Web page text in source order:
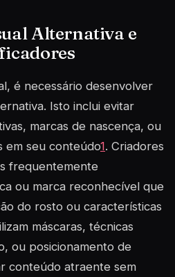
Alternativa e
é necessário desenvolver
Isto inclui evitar
marcas de nascença, ou
em seu conteúdo1. Criadores
frequentemente
ou marca reconhecível que
do rosto ou características
máscaras, técnicas
ou posicionamento de
conteúdo atraente sem